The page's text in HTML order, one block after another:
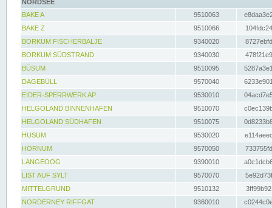
NORDSEE
BAKE A
9510063
BAKE Z
9510066
BORKUM FISCHERBALJE
9340020
BORKUM SÜDSTRAND
9340030
BÜSUM
9510095
DAGEBÜLL
9570040
EIDER-SPERRWERK AP
9530010
HELGOLAND BINNENHAFEN
9510070
HELGOLAND SÜDHAFEN
9510075
HUSUM
9530020
HÖRNUM
9570050
LANGEOOG
9390010
LIST AUF SYLT
9570070
MITTELGRUND
9510132
NORDERNEY RIFFGAT
9360010